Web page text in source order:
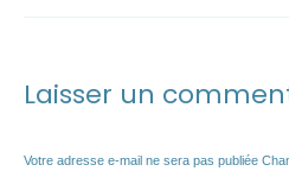
Laisser un
Votre adresse e-mail ne sera pas publiée